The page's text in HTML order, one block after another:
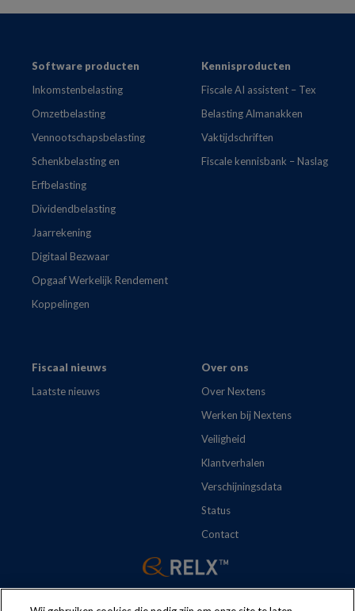
FooterSoftware producten
Inkomstenbelasting
Omzetbelasting
Vennootschapsbelasting
Schenkbelasting en
Erfbelasting
Dividendbelasting
Jaarrekening
Digitaal Bezwaar
Opgaaf Werkelijk Rendement
Koppelingen
Kennisproducten
Fiscale AI assistent – Tex
Belasting Almanakken
Vaktijdschriften
Fiscale kennisbank – Naslag
Fiscaal nieuws
Laatste nieuws
Over ons
Over Nextens
Werken bij Nextens
Veiligheid
Klantverhalen
Verschijningsdata
Status
Contact